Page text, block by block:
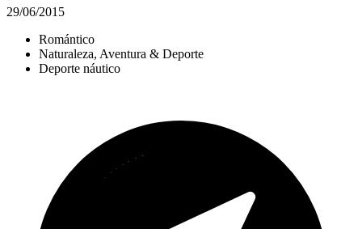
29/06/2015
Romántico
Naturaleza, Aventura & Deporte
Deporte náutico